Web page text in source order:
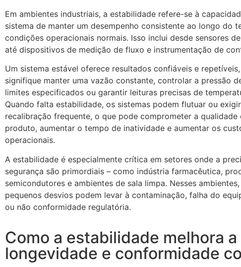
Em ambientes industriais, a estabilidade refere-se à
sistema de manter um desempenho consistente ao longo do
condições operacionais normais. Isso inclui desde sensores
até dispositivos de medição de fluxo e instrumentação de
Um sistema estável oferece resultados confiáveis e
signifique manter uma vazão constante, controlar a pressão
limites especificados ou garantir leituras precisas de
Quando falta estabilidade, os sistemas podem flutuar ou exigir
recalibração frequente, o que pode comprometer a qualidade
produto, aumentar o tempo de inatividade e aumentar os
operacionais.
A estabilidade é especialmente crítica em setores onde a
segurança são primordiais – como indústria farmacêutica,
semicondutores e ambientes de sala limpa. Nesses
pequenos desvios podem levar à contaminação, falha do
ou não conformidade regulatória.
Como a estabilidade melhora
longevidade e conformidade